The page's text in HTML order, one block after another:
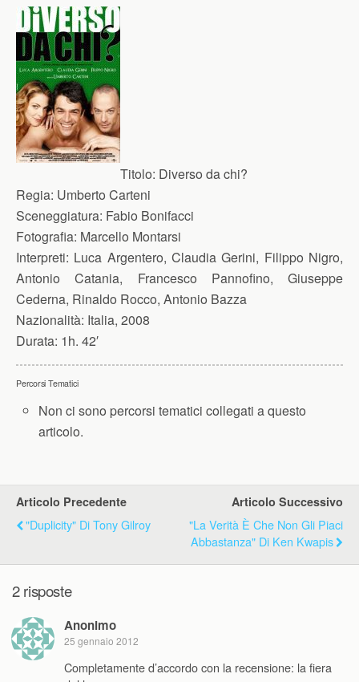
Titolo: Diverso da chi?
Regia: Umberto Carteni
Sceneggiatura: Fabio Bonifacci
Fotografia: Marcello Montarsi
Interpreti: Luca Argentero, Claudia Gerini, Filippo Nigro,
Antonio Catania, Francesco Pannofino, Giuseppe
Cederna, Rinaldo Rocco, Antonio Bazza
Nazionalità: Italia, 2008
Durata: 1h. 42′
Percorsi Tematici
Non ci sono percorsi tematici collegati a questo
articolo.
Articolo Precedente
"Duplicity" Di Tony Gilroy
Articolo Successivo
"La Verità È Che Non Gli Piaci
Abbastanza" Di Ken Kwapis
2 risposte
Anonimo
25 gennaio 2012
Completamente d’accordo con la recensione: la fiera